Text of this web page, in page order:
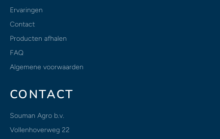
Ervaringen
Contact
Producten afhalen
FAQ
Algemene voorwaarden
CONTACT
Souman Agro b.v.
Vollenhoverweg 22